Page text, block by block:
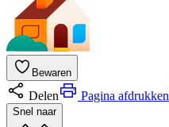
Bewaren
Delen Pagina afdrukken
Snel naar